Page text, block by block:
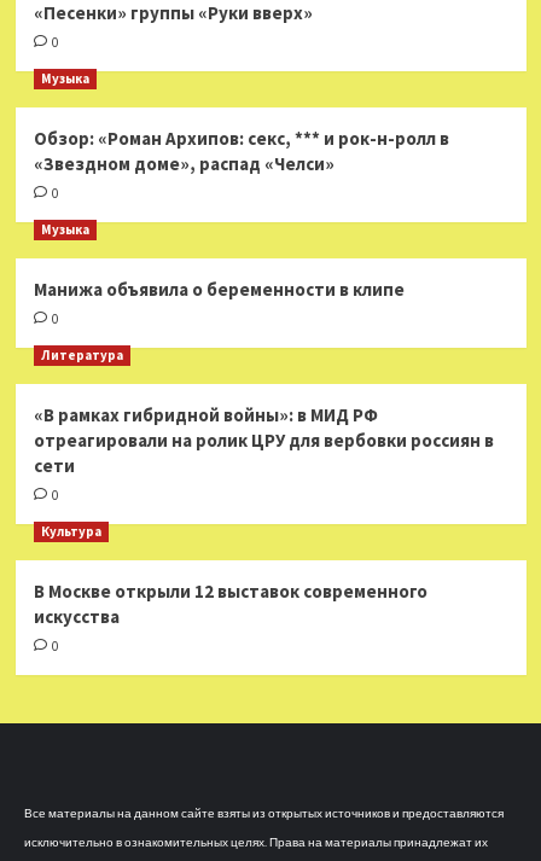
«Песенки» группы «Руки вверх»
0
Музыка
Обзор: «Роман Архипов: секс, *** и рок-н-ролл в
«Звездном доме», распад «Челси»
0
Музыка
Манижа объявила о беременности в клипе
0
Литература
«В рамках гибридной войны»: в МИД РФ
отреагировали на ролик ЦРУ для вербовки россиян в
сети
0
Культура
В Москве открыли 12 выставок современного
искусства
0
Все материалы на данном сайте взяты из открытых источников и предоставляются
исключительно в ознакомительных целях. Права на материалы принадлежат их